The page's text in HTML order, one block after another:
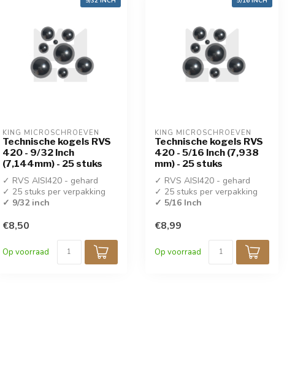
KING MICROSCHROEVEN
Technische kogels RVS
420 - 9/32 Inch
(7,144mm) - 25 stuks
✓ RVS AISI420 - gehard
✓ 25 stuks per verpakking
✓ 9/32 inch
€8,50
Op voorraad
KING MICROSCHROEVEN
Technische kogels RVS
420 - 5/16 Inch (7,938
mm) - 25 stuks
✓ RVS AISI420 - gehard
✓ 25 stuks per verpakking
✓ 5/16 Inch
€8,99
Op voorraad